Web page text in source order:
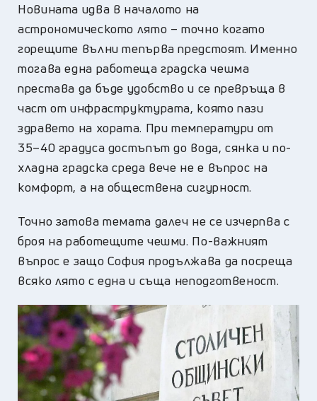
Новината идва в началото на
астрономическото лято – точно когато
горещите вълни тепърва предстоят. Именно
тогава една работеща градска чешма
престава да бъде удобство и се превръща в
част от инфраструктурата, която пази
здравето на хората. При температури от
35–40 градуса достъпът до вода, сянка и по-
хладна градска среда вече не е въпрос на
комфорт, а на обществена сигурност.
Точно затова темата далеч не се изчерпва с
броя на работещите чешми. По-важният
въпрос е защо София продължава да посреща
всяко лято с една и съща неподготвеност.